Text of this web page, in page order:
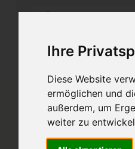
Ihre
Diese Website
ermöglichen und
außerdem, um
weiter zu
Auf
Startseite Sonstiges